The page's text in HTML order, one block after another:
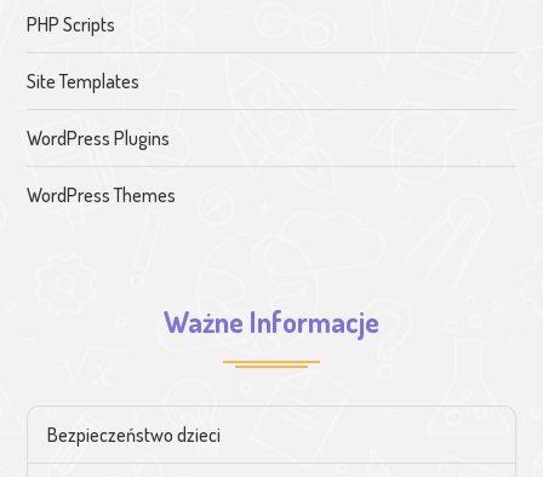
PHP Scripts
Site Templates
WordPress Plugins
WordPress Themes
Ważne Informacje
Bezpieczeństwo dzieci